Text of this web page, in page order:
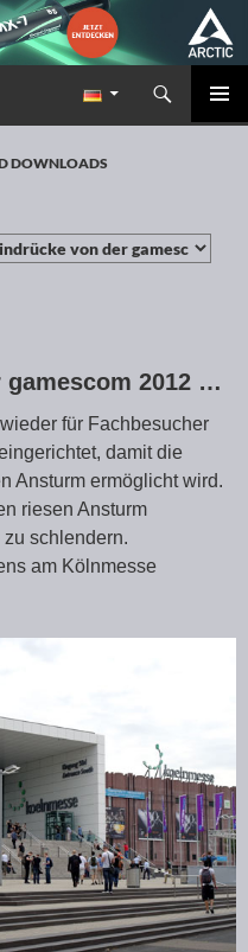
Portal
DOWNLOADS
2012 …
für Fachbesucher
damit die
Ansturm ermöglicht wird.
riesen Ansturm
schlendern.
am Kölnmesse